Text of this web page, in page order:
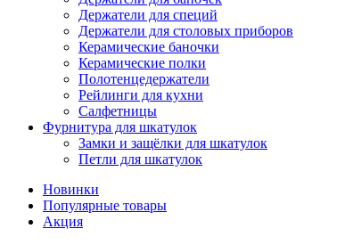
Держатели для специй
Держатели для столовых приборов
Керамические баночки
Керамические полки
Полотенцедержатели
Рейлинги для кухни
Салфетницы
Фурнитура для шкатулок
Замки и защёлки для шкатулок
Петли для шкатулок
Новинки
Популярные товары
Акция